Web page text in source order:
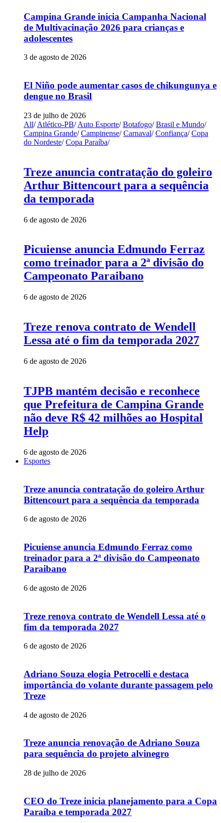
Campina Grande inicia Campanha Nacional
de Multivacinação 2026 para crianças e
adolescentes
3 de agosto de 2026
El Niño pode aumentar casos de chikungunya e
dengue no Brasil
23 de julho de 2026
All/ Atlético-PB/ Auto Esporte/ Botafogo/ Brasil e Mundo/
Campina Grande/ Campinense/ Carnaval/ Confiança/ Copa
do Nordeste/ Copa Paraíba/
Treze anuncia contratação do goleiro
Arthur Bittencourt para a sequência
da temporada
6 de agosto de 2026
Picuiense anuncia Edmundo Ferraz
como treinador para a 2ª divisão do
Campeonato Paraibano
6 de agosto de 2026
Treze renova contrato de Wendell
Lessa até o fim da temporada 2027
6 de agosto de 2026
TJPB mantém decisão e reconhece
que Prefeitura de Campina Grande
não deve R$ 42 milhões ao Hospital
Help
6 de agosto de 2026
Esportes
Treze anuncia contratação do goleiro Arthur
Bittencourt para a sequência da temporada
6 de agosto de 2026
Picuiense anuncia Edmundo Ferraz como
treinador para a 2ª divisão do Campeonato
Paraibano
6 de agosto de 2026
Treze renova contrato de Wendell Lessa até o
fim da temporada 2027
6 de agosto de 2026
Adriano Souza elogia Petrocelli e destaca
importância do volante durante passagem pelo
Treze
4 de agosto de 2026
Treze anuncia renovação de Adriano Souza
para sequência do projeto alvinegro
28 de julho de 2026
CEO do Treze inicia planejamento para a Copa
Paraíba e temporada 2027